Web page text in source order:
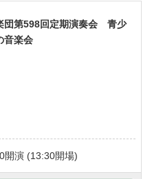
団第598回定期演奏会 青少
音楽会
開演 (13:30開場)